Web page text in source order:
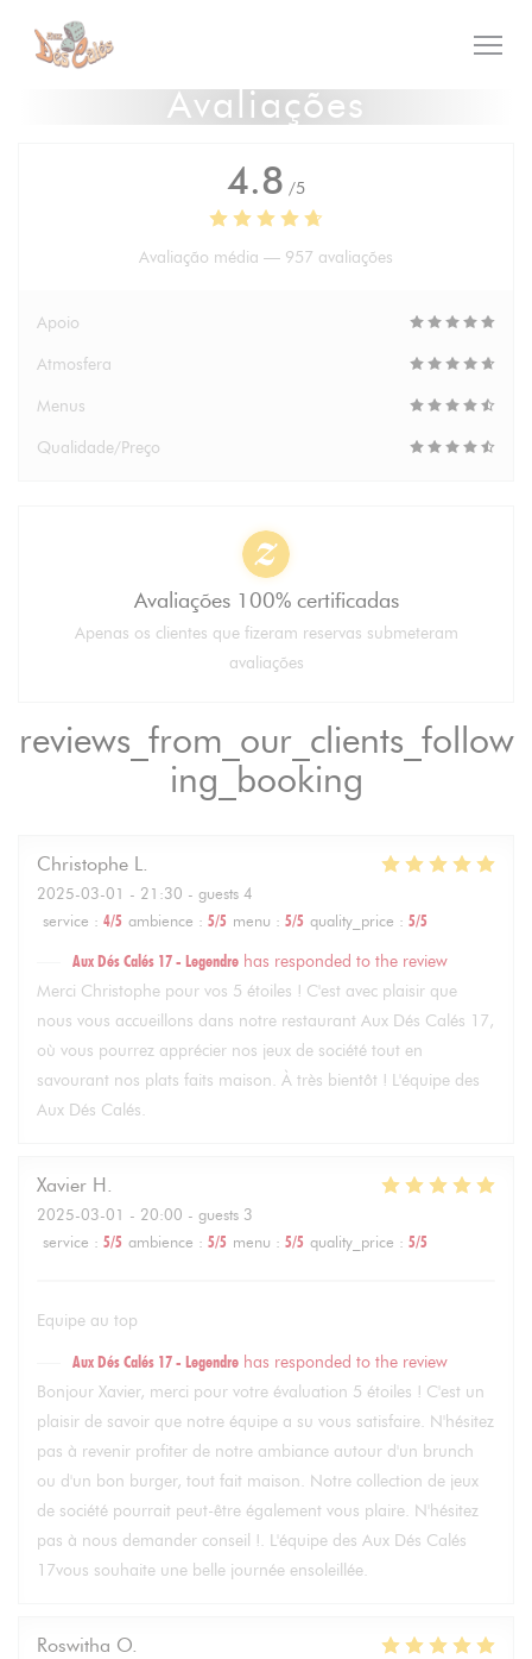
Painel de Gerenciamento de Cookies
Avaliações
reviews_from_our_clients_follow
ing_booking
Christophe L
2025-03-01 - 21:30 - guests 4
service : 4/5 ambience : 5/5 menu : 5/5 quality_price : 5/5
Aux Dés Calés 17 - Legendre has responded to the review
Merci Christophe pour vos 5 étoiles ! C'est avec plaisir que
nous vous accueillons dans notre restaurant Aux Dés Calés 17,
où vous pourrez apprécier nos jeux de société tout en
savourant nos plats faits maison. À très bientôt ! L'équipe des
Aux Dés Calés.
Xavier H
2025-03-01 - 20:00 - guests 3
service : 5/5 ambience : 5/5 menu : 5/5 quality_price : 5/5
Equipe au top
Aux Dés Calés 17 - Legendre has responded to the review
Bonjour Xavier, merci pour votre évaluation 5 étoiles ! C'est un
plaisir de savoir que notre équipe a su vous satisfaire. N'hésitez
pas à revenir profiter de notre ambiance autour d'un brunch
ou d'un bon burger, tout fait maison. Notre collection de jeux
de société pourrait peut-être également vous plaire. N'hésitez
pas à nous demander conseil !. L'équipe des Aux Dés Calés
17vous souhaite une belle journée ensoleillée.
Roswitha O
4.8 /5
Avaliação média — 957 avaliações
Apoio
Atmosfera
Menus
Qualidade/Preço
Avaliações 100% certificadas
Apenas os clientes que fizeram reservas submeteram
avaliações